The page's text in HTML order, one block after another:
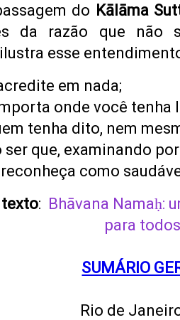
do Kālāma
da razão que não
esse
em nada;
onde você tenha
tenha dito, nem
ser que, examinando
como
texto: Bhāvana Namaḥ:
para todos
SUMÁRIO
Rio de